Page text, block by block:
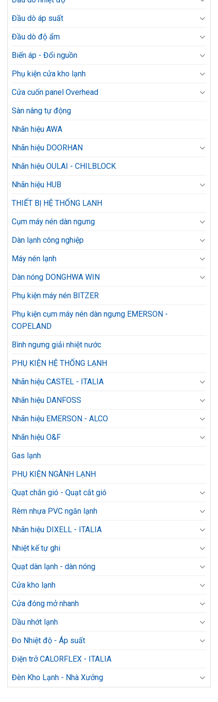
Đầu dò áp suất
Đầu dò độ ẩm
Biến áp - Đổi nguồn
Phụ kiện cửa kho lạnh
Cửa cuốn panel Overhead
Sàn nâng tự động
Nhãn hiệu AWA
Nhãn hiệu DOORHAN
Nhãn hiệu OULAI - CHILBLOCK
Nhãn hiệu HUB
THIẾT BỊ HỆ THỐNG LẠNH
Cụm máy nén dàn ngưng
Dàn lạnh công nghiệp
Máy nén lạnh
Dàn nóng DONGHWA WIN
Phụ kiện máy nén BITZER
Phụ kiện cụm máy nén dàn ngưng EMERSON -
COPELAND
Bình ngưng giải nhiệt nước
PHỤ KIỆN HỆ THỐNG LẠNH
Nhãn hiệu CASTEL - ITALIA
Nhãn hiệu DANFOSS
Nhãn hiệu EMERSON - ALCO
Nhãn hiệu O&F
Gas lạnh
PHỤ KIỆN NGÀNH LẠNH
Quạt chắn gió - Quạt cắt gió
Rèm nhựa PVC ngăn lạnh
Nhãn hiệu DIXELL - ITALIA
Nhiệt kế tự ghi
Quạt dàn lạnh - dàn nóng
Cửa kho lạnh
Cửa đóng mở nhanh
Dầu nhớt lạnh
Đo Nhiệt độ - Áp suất
Điện trở CALORFLEX - ITALIA
Đèn Kho Lạnh - Nhà Xưởng